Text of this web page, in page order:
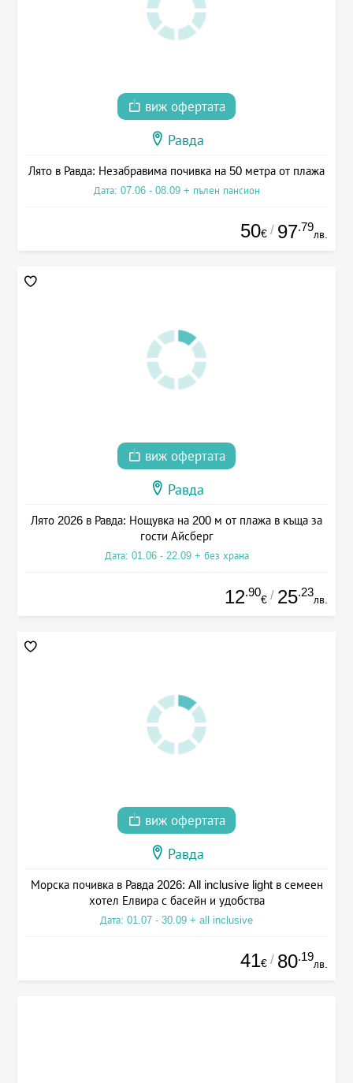
виж офертата
Равда
Лято в Равда: Незабравима почивка на 50 метра от плажа
Дата: 07.06 - 08.09 + пълен пансион
50€ / 97.79
лв.
виж офертата
Равда
Лято 2026 в Равда: Нощувка на 200 м от плажа в къща за
гости Айсберг
Дата: 01.06 - 22.09 + без храна
12.90
€ / 25.23
лв.
виж офертата
Равда
Морска почивка в Равда 2026: All inclusive light в семеен
хотел Елвира с басейн и удобства
Дата: 01.07 - 30.09 + all inclusive
41€ / 80.19
лв.